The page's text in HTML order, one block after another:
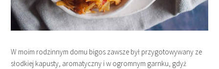
W moim rodzinnym domu bigos zawsze był przygotowywany ze
słodkiej kapusty, aromatyczny i w ogromnym garnku, gdyż